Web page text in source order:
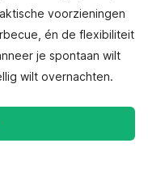
voorzieningen
én de flexibiliteit
je spontaan wilt
wilt overnachten.